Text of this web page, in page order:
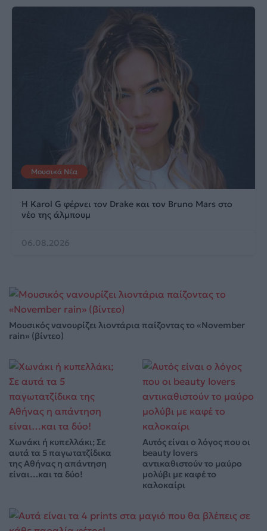
Μουσικά Νέα
Η Karol G φέρνει τον Drake και τον Bruno Mars στο
νέο της άλμπουμ
06.08.2026
Μουσικός νανουρίζει λιοντάρια παίζοντας το «November
rain» (βίντεο)
Χωνάκι ή κυπελλάκι; Σε
αυτά τα 5 παγωτατζίδικα
της Αθήνας η απάντηση
είναι…και τα δύο!
Αυτός είναι ο λόγος που οι
beauty lovers
αντικαθιστούν το μαύρο
μολύβι με καφέ το
καλοκαίρι